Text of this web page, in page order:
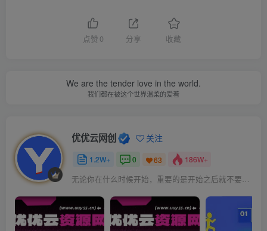
点赞 0 分享 收藏
We are the tender love in the world.
我们都在被这个世界温柔的爱着
优优云网创 关注
1.2W+ 0 63 186W+
无论你在什么时候开始，重要的是开始之后就不要停止